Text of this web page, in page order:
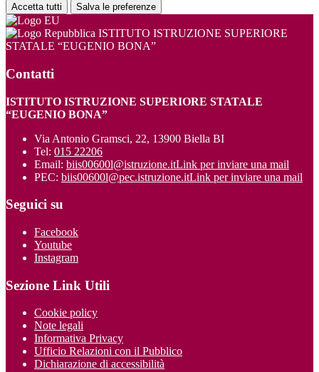
Accetta tutti Salva le preferenze
ISTITUTO ISTRUZIONE SUPERIORE
STATALE “EUGENIO BONA”
Contatti
ISTITUTO ISTRUZIONE SUPERIORE STATALE
“EUGENIO BONA”
Via Antonio Gramsci, 22, 13900 Biella BI
Tel: 015 22206
Email: biis00600l@istruzione.itLink per inviare una mail
PEC: biis00600l@pec.istruzione.itLink per inviare una mail
Seguici su
Facebook
Youtube
Instagram
Sezione Link Utili
Cookie policy
Note legali
Informativa Privacy
Ufficio Relazioni con il Pubblico
Dichiarazione di accessibilità